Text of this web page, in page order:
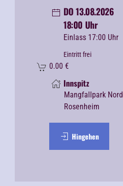
DO 13.08.2026
18:00 Uhr
Einlass 17:00 Uhr
Eintritt frei
0.00 €
Innspitz
Mangfallpark Nord
Rosenheim
Hingehen